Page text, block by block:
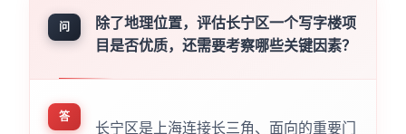
问
除了地理位置，评估长宁区一个写字楼项
目是否优质，还需要考察哪些关键因素？
答
长宁区是上海连接长三角、面向的重要门